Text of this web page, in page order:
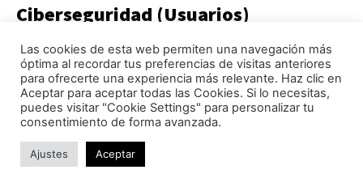
Ciberseguridad (Usuarios)
Curso de Introducción al
Bitcoin
Curso de Prevención y
Gestión de Ciberriesgos y
Las cookies de esta web permiten una navegación más
óptima al recordar tus preferencias de visitas anteriores
para ofrecerte una experiencia más relevante. Haz clic en
Aceptar para aceptar todas las Cookies. Si lo necesitas,
puedes visitar "Cookie Settings" para personalizar tu
consentimiento de forma avanzada.
Ajustes Aceptar